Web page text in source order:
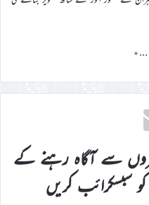
سے آگاہ رہنے کے
سبسکرائب کریں